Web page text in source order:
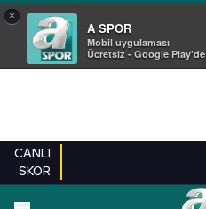
×
A SPOR
Mobil uygulaması
Ücretsiz - Google Play'de
CANLI
SKOR
FUTBOL